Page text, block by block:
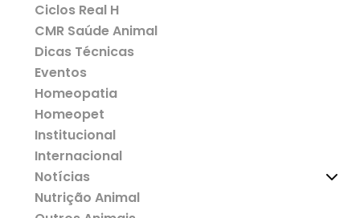
Ciclos Real H
CMR Saúde Animal
Dicas Técnicas
Eventos
Homeopatia
Homeopet
Institucional
Internacional
Notícias
Nutrição Animal